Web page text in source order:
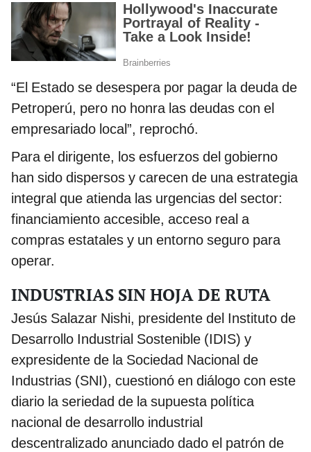
“El Estado se desespera por pagar la deuda de
Petroperú, pero no honra las deudas con el
empresariado local”, reprochó.
Para el dirigente, los esfuerzos del gobierno
han sido dispersos y carecen de una estrategia
integral que atienda las urgencias del sector:
financiamiento accesible, acceso real a
compras estatales y un entorno seguro para
operar.
INDUSTRIAS SIN HOJA DE RUTA
Jesús Salazar Nishi, presidente del Instituto de
Desarrollo Industrial Sostenible (IDIS) y
expresidente de la Sociedad Nacional de
Industrias (SNI), cuestionó en diálogo con este
diario la seriedad de la supuesta política
nacional de desarrollo industrial
descentralizado anunciado dado el patrón de